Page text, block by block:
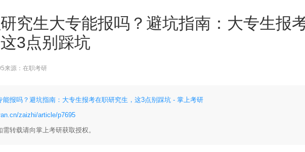
究生大专能报吗？避坑指南：大专生报
3点别踩坑
来源： 在职考研
能报吗？避坑指南：大专生报考在职研究生，这3点别踩坑 - 掌上考研
zaizhi/article/p7695
转载请向掌上考研获取授权。